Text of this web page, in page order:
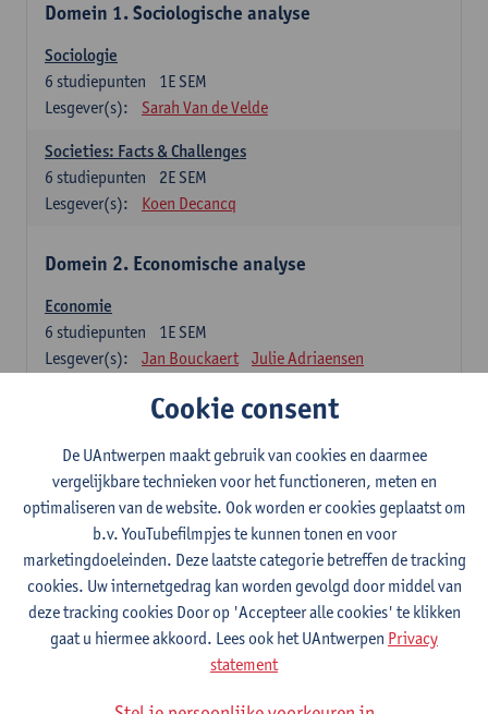
Domein 1. Sociologische analyse
Sociologie
1E SEM
6 studiepunten
Lesgever(s):
Sarah Van de Velde
Societies: Facts & Challenges
2E SEM
6 studiepunten
Lesgever(s):
Koen Decancq
Domein 2. Economische analyse
Economie
1E SEM
6 studiepunten
Lesgever(s):
Jan Bouckaert Julie Adriaensen
Domein 3. Bedrijfseconomie
Accountancy
1E/2E SEM
6studiepunten
Lesgever(s):
Tom Van Caneghem Christine Lippens
Domein 6. Kwantitatieve methoden
Beschrijvende statistiek en kansrekenen
2E SEM
3studiepunten
Stephan Van der Veeken
Cookie consent
De UAntwerpen maakt gebruik van cookies en daarmee
vergelijkbare technieken voor het functioneren, meten en
optimaliseren van de website. Ook worden er cookies geplaatst om
b.v. YouTubefilmpjes te kunnen tonen en voor
marketingdoeleinden. Deze laatste categorie betreffen de tracking
cookies. Uw internetgedrag kan worden gevolgd door middel van
deze tracking cookies Door op 'Accepteer alle cookies' te klikken
gaat u hiermee akkoord. Lees ook het UAntwerpen Privacy
statement